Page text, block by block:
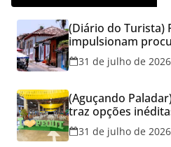
(Diário do Turista)
impulsionam
Goiás e reforçam
reservar viagens
31 de julho de 2026
(Aguçando
traz opções
gratuitas no fim de
Goiânia
31 de julho de 2026